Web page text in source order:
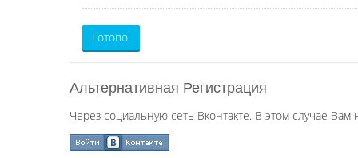
Готово!
Альтернативная Регистрация
Через социальную сеть Вконтакте. В этом случае